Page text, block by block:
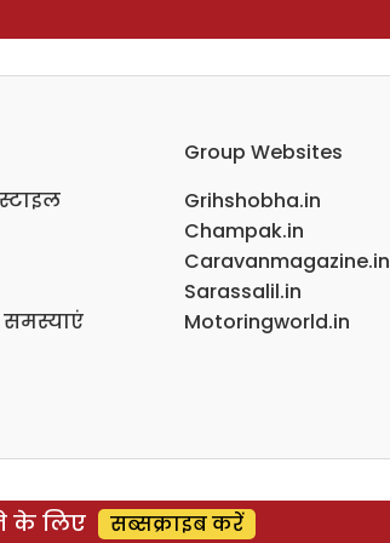
Group Websites
Grihshobha.in
Champak.in
Caravanmagazine.in
Sarassalil.in
Motoringworld.in
के लिए सब्सक्राइब करें